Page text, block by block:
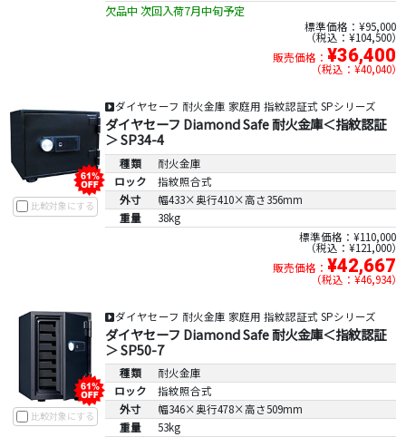
欠品中 次回入荷7月中旬予定
標準価格：¥95,000
税込：¥104,500
販売価格： ¥36,400
税込：¥40,040
比較対象にする
ダイヤセーフ 耐火金庫 家庭用 指紋認証式 SPシリーズ
ダイヤセーフ Diamond Safe 耐火金庫＜指紋認証
＞ SP34-4
種類
耐火金庫
ロック
指紋照合式
外寸
幅433×奥行410×高さ356mm
重量
38kg
標準価格：¥110,000
税込：¥121,000
販売価格： ¥42,667
税込：¥46,934
比較対象にする
ダイヤセーフ 耐火金庫 家庭用 指紋認証式 SPシリーズ
ダイヤセーフ Diamond Safe 耐火金庫＜指紋認証
＞ SP50-7
種類
耐火金庫
ロック
指紋照合式
外寸
幅346×奥行478×高さ509mm
重量
53kg